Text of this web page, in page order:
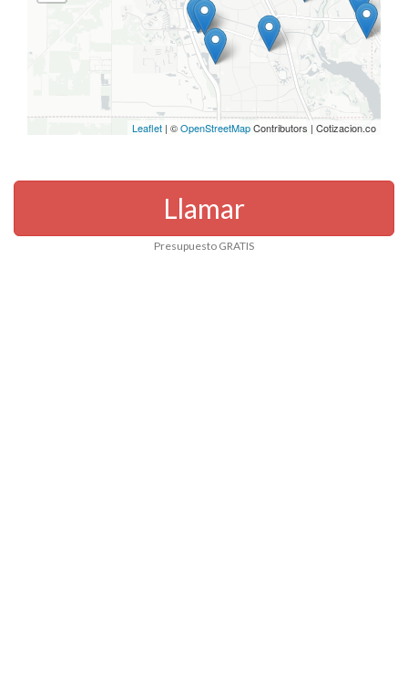
Leaflet | ©OpenStreetMapContributors | Cotizacion.co
Llamar
Presupuesto GRATIS